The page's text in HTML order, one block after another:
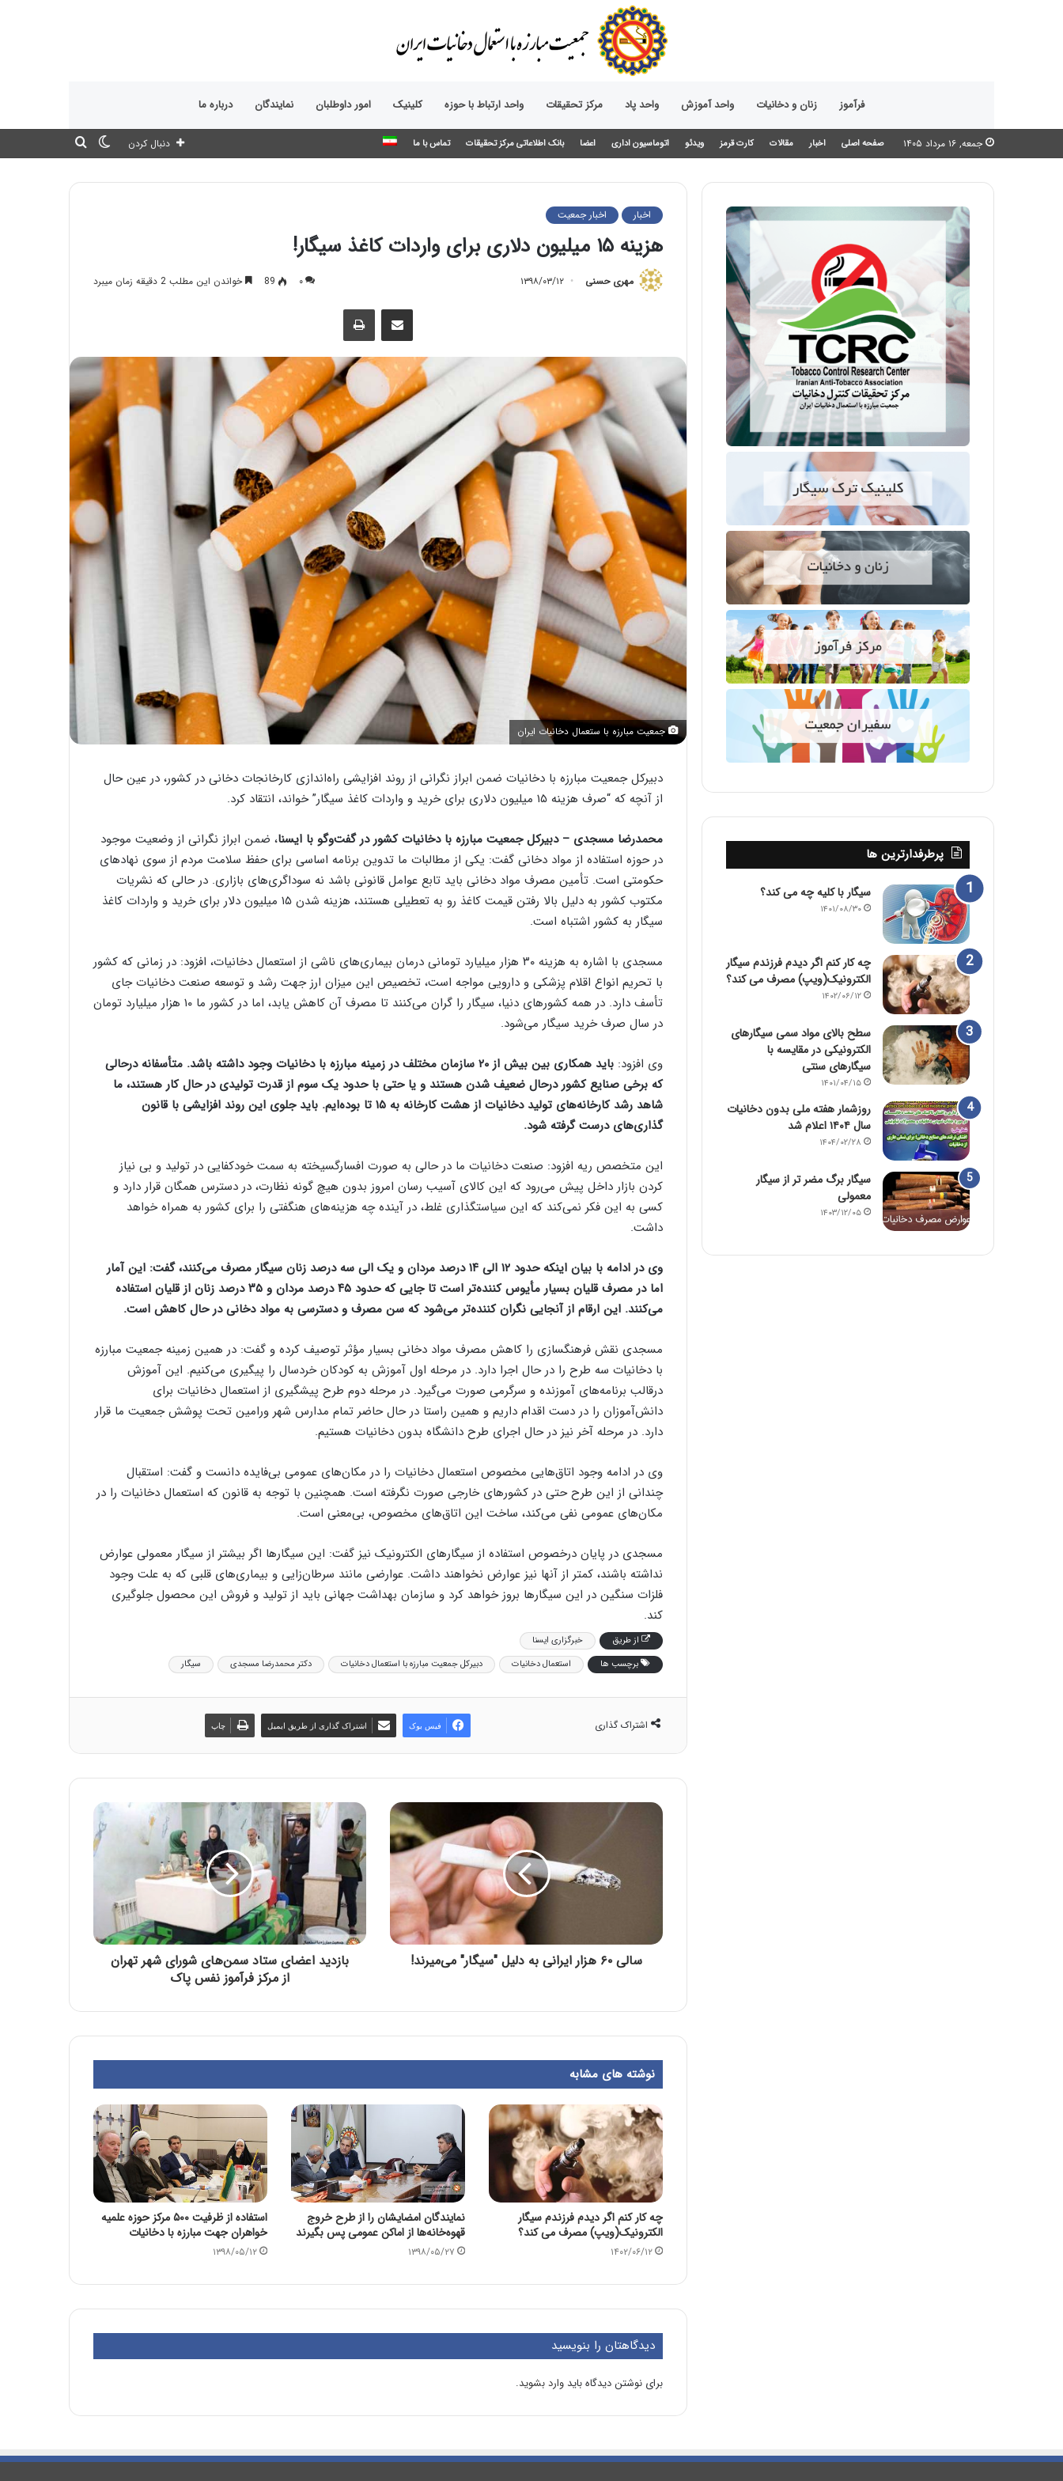
فرآموز زنان و دخانیات واحد آموزش واحد پاد مرکز تحقیقات واحد ارتباط با حوزه‌ کلینیک امور داوطلبان نمایندگان درباره ما
جمعه, ۱۶ مرداد ۱۴۰۵ صفحه اصلی اخبار مقالات کارت قرمز ویدئو اتوماسیون اداری اعضا بانک اطلاعاتی مرکز تحقیقات تماس با ما
تغییر
دنبال کردن
اخبار اخبار جمعیت
هزینه ۱۵ میلیون دلاری برای واردات کاغذ سیگار!
مهری حسنی ۱۳۹۸/۰۳/۱۲ ۰ 89 خواندن این مطلب 2 دقیقه زمان میبرد
اشتراک گذاری از طریق ایمیل
جمعیت مبارزه با ستعمال دخانیات ایران
دبیرکل جمعیت مبارزه با دخانیات ضمن ابراز نگرانی از روند افزایشی راه‌اندازی کارخانجات دخانی در کشور، در عین حال
از آنچه که “صرف هزینه ۱۵ میلیون دلاری برای خرید و واردات کاغذ سیگار” خواند، انتقاد کرد.
محمدرضا مسجدی – دبیرکل جمعیت مبارزه با دخانیات کشور در گفت‌وگو با ایسنا، ضمن ابراز نگرانی از وضعیت موجود
در حوزه استفاده از مواد دخانی گفت: یکی از مطالبات ما تدوین برنامه اساسی برای حفظ سلامت مردم از سوی نهادهای
حکومتی است. تأمین مصرف مواد دخانی باید تابع عوامل قانونی باشد نه سوداگری‌های بازاری. در حالی که نشریات
مکتوب کشور به دلیل بالا رفتن قیمت کاغذ رو به تعطیلی هستند، هزینه شدن ۱۵ میلیون دلار برای خرید و واردات کاغذ
سیگار به کشور اشتباه است.
مسجدی با اشاره به هزینه ۳۰ هزار میلیارد تومانی درمان بیماری‌های ناشی از استعمال دخانیات، افزود: در زمانی که کشور
با تحریم انواع اقلام پزشکی و دارویی مواجه است، تخصیص این میزان ارز جهت رشد و توسعه صنعت دخانیات جای
تأسف دارد. در همه کشورهای دنیا، سیگار را گران می‌کنند تا مصرف آن کاهش یابد، اما در کشور ما ۱۰ هزار میلیارد تومان
در سال صرف خرید سیگار می‌شود.
وی افزود:
باید همکاری بین بیش از ۲۰ سازمان مختلف در زمینه مبارزه با دخانیات وجود داشته باشد. متأسفانه درحالی
که برخی صنایع کشور درحال ضعیف شدن هستند و یا حتی با حدود یک سوم از قدرت تولیدی در حال کار هستند، ما
شاهد رشد کارخانه‌های تولید دخانیات از هشت کارخانه به ۱۵ تا بوده‌ایم. باید جلوی این روند افزایشی با قانون
گذاری‌های درست گرفته شود.
این متخصص ریه افزود: صنعت دخانیات ما در حالی به صورت افسارگسیخته به سمت خودکفایی در تولید و بی نیاز
کردن بازار داخل پیش می‌رود که این کالای آسیب رسان امروز بدون هیچ گونه نظارت، در دسترس همگان قرار دارد و
کسی به این فکر نمی‌کند که این سیاستگذاری غلط، در آینده چه هزینه‌های هنگفتی را برای کشور به همراه خواهد
داشت.
وی در ادامه با بیان اینکه حدود ۱۲ الی ۱۴ درصد مردان و یک الی سه درصد زنان سیگار مصرف می‌کنند، گفت: این آمار
اما در مصرف قلیان بسیار مأیوس کننده‌تر است تا جایی که حدود ۴۵ درصد مردان و ۳۵ درصد زنان از قلیان استفاده
می‌کنند. این ارقام از آنجایی نگران کننده‌تر می‌شود که سن مصرف و دسترسی به مواد دخانی در حال کاهش است.
مسجدی نقش فرهنگسازی را کاهش مصرف مواد دخانی بسیار مؤثر توصیف کرده و گفت: در همین زمینه جمعیت مبارزه
با دخانیات سه طرح را در حال اجرا دارد. در مرحله اول آموزش به کودکان خردسال را پیگیری می‌کنیم. این آموزش
درقالب برنامه‌های آموزنده و سرگرمی صورت می‌گیرد. در مرحله دوم طرح پیشگیری از استعمال دخانیات برای
دانش‌آموزان را در دست اقدام داریم و همین راستا در حال حاضر تمام مدارس شهر ورامین تحت پوشش جمعیت ما قرار
دارد. در مرحله آخر نیز در حال اجرای طرح دانشگاه بدون دخانیات هستیم.
وی در ادامه وجود اتاق‌هایی مخصوص استعمال دخانیات را در مکان‌های عمومی بی‌فایده دانست و گفت: استقبال
چندانی از این طرح حتی در کشورهای خارجی صورت نگرفته است. همچنین با توجه به قانون که استعمال دخانیات را در
مکان‌های عمومی نفی می‌کند، ساخت این اتاق‌های مخصوص، بی‌معنی است.
مسجدی در پایان درخصوص استفاده از سیگارهای الکترونیک نیز گفت: این سیگارها اگر بیشتر از سیگار معمولی عوارض
نداشته باشند، کمتر از آنها نیز عوارض نخواهند داشت. عوارضی مانند سرطان‌زایی و بیماری‌های قلبی که به علت وجود
فلزات سنگین در این سیگارها بروز خواهد کرد و سازمان بهداشت جهانی باید از تولید و فروش این محصول جلوگیری
کند.
از طريق
خبرگزاری ایسنا
برچسب ها
استعمال دخانیات دبیرکل جمعیت مبارزه با استعمال دخانیات دکتر محمدرضا مسجدی سیگار
اشتراک گذاری فیس بوک اشتراک گذاری از طریق ایمیل چاپ
سالی ۶۰ هزار ایرانی به دلیل "سیگار" می‌میرند!
بازدید اعضای ستاد سمن‌های شورای شهر تهران
از مرکز فرآموز نفس پاک
نوشته های مشابه
چه کار کنم اگر دیدم فرزندم سیگار
الکترونیک(ویپ) مصرف می کند؟
۱۴۰۲/۰۶/۱۲
نمایندگان امضایشان را از طرح خروج
قهوه‌خانه‌ها از اماکن عمومی پس بگیرند
۱۳۹۸/۰۵/۲۷
استفاده از ظرفیت ۵۰۰ مرکز حوزه علمیه
خواهران جهت مبارزه با دخانیات
۱۳۹۸/۰۵/۱۲
دیدگاهتان را بنویسید
برای نوشتن دیدگاه باید وارد بشوید.
پرطرفدارترین ها
سیگار با کلیه چه می کند؟
۱۴۰۱/۰۸/۳۰
چه کار کنم اگر دیدم فرزندم سیگار
الکترونیک(ویپ) مصرف می کند؟
۱۴۰۲/۰۶/۱۲
سطح بالای مواد سمی سیگارهای
الکترونیکی در مقایسه با
سیگارهای سنتی
۱۴۰۱/۰۴/۱۵
روزشمار هفته ملی بدون دخانیات
سال ۱۴۰۴ اعلام شد
۱۴۰۴/۰۲/۲۸
سیگار برگ مضر تر از سیگار
معمولی
۱۴۰۳/۱۲/۰۵